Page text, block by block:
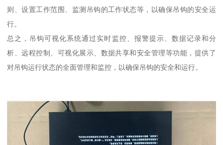
则、设置工作范围、监测吊钩的工作状态等，以确保吊钩的安全运
行。
总之，吊钩可视化系统通过实时监控、报警提示、数据记录和分
析、远程控制、可视化展示、数据共享和安全管理等功能，提供了
对吊钩运行状态的全面管理和监控，以确保吊钩的安全和运行。